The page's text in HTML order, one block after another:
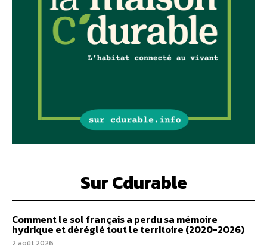
Sur Cdurable
Comment le sol français a perdu sa mémoire
hydrique et déréglé tout le territoire (2020-2026)
2 août 2026